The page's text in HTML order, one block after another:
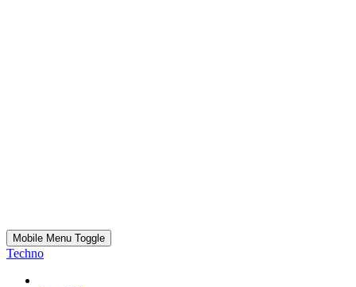
Mobile Menu Toggle
Techno